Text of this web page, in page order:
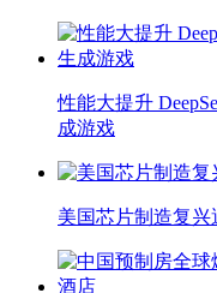
性能大提升
成游戏
美国芯片制造复